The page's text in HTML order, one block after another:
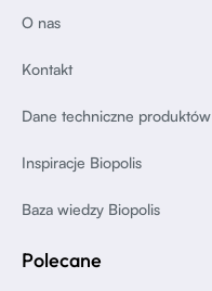
O nas
Kontakt
Dane techniczne produktów
Inspiracje Biopolis
Baza wiedzy Biopolis
Polecane